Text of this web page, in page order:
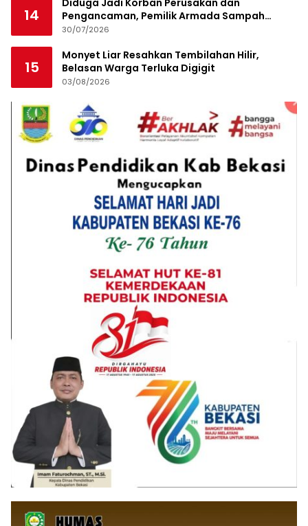
14
Diduga Jadi Korban Perusakan dan
Pengancaman, Pemilik Armada Sampah
Siapkan Laporan Polisi
30/07/2026
15
Monyet Liar Resahkan Tembilahan Hilir,
Belasan Warga Terluka Digigit
03/08/2026